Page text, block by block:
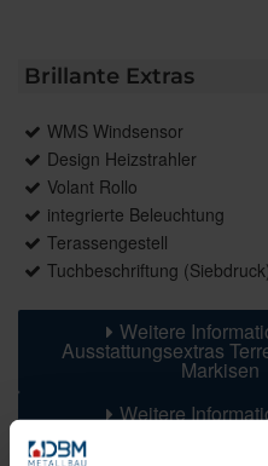
Brillante Extras
WMS Windsensor
Design Heizstrahler
Volant Rollo
integrierte Beleuchtung
Terassengestell
Tuchbeschriftung
Weitere
Ausstattungsextras
Markisen
Weitere